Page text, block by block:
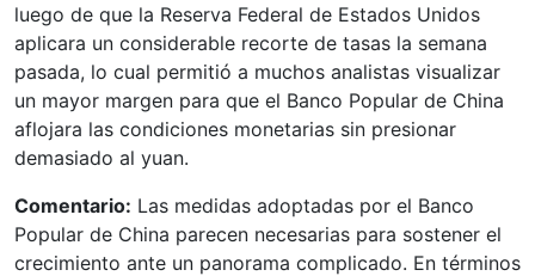
luego de que la Reserva Federal de Estados Unidos
aplicara un considerable recorte de tasas la semana
pasada, lo cual permitió a muchos analistas visualizar
un mayor margen para que el Banco Popular de China
aflojara las condiciones monetarias sin presionar
demasiado al yuan.
Comentario: Las medidas adoptadas por el Banco
Popular de China parecen necesarias para sostener el
crecimiento ante un panorama complicado. En términos